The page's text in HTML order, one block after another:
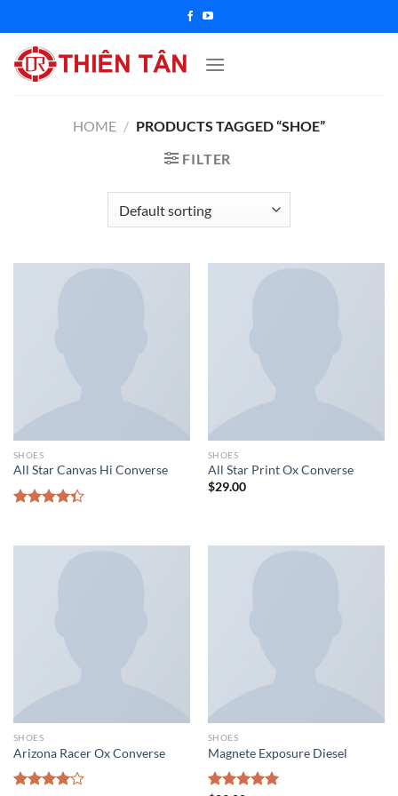
đến
nội
dung
HOME / PRODUCTS TAGGED “SHOE”
FILTER
SHOES
All Star Canvas Hi Converse
of 5
SHOES
All Star Print Ox Converse
$29.00
SHOES
Arizona Racer Ox Converse
SHOES
Magnete Exposure Diesel